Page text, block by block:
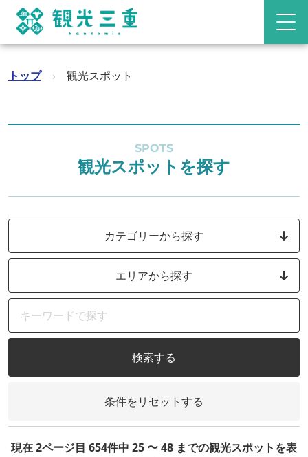
トップ › 観光スポット
SPOTS
観光スポットを探す
カテゴリーから探す
エリアから探す
検索する
条件をリセットする
現在 2ページ目 654件中 25 〜 48 までの観光スポットを表